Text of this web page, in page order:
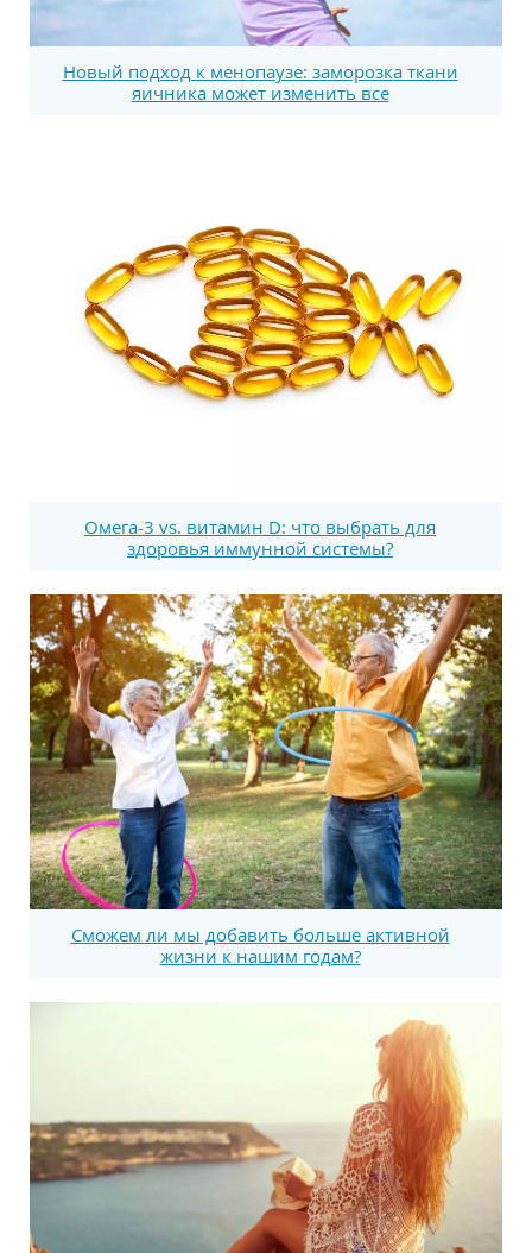
Новый подход к менопаузе: заморозка ткани
яичника может изменить все
Омега-3 vs. витамин D: что выбрать для
здоровья иммунной системы?
Сможем ли мы добавить больше активной
жизни к нашим годам?